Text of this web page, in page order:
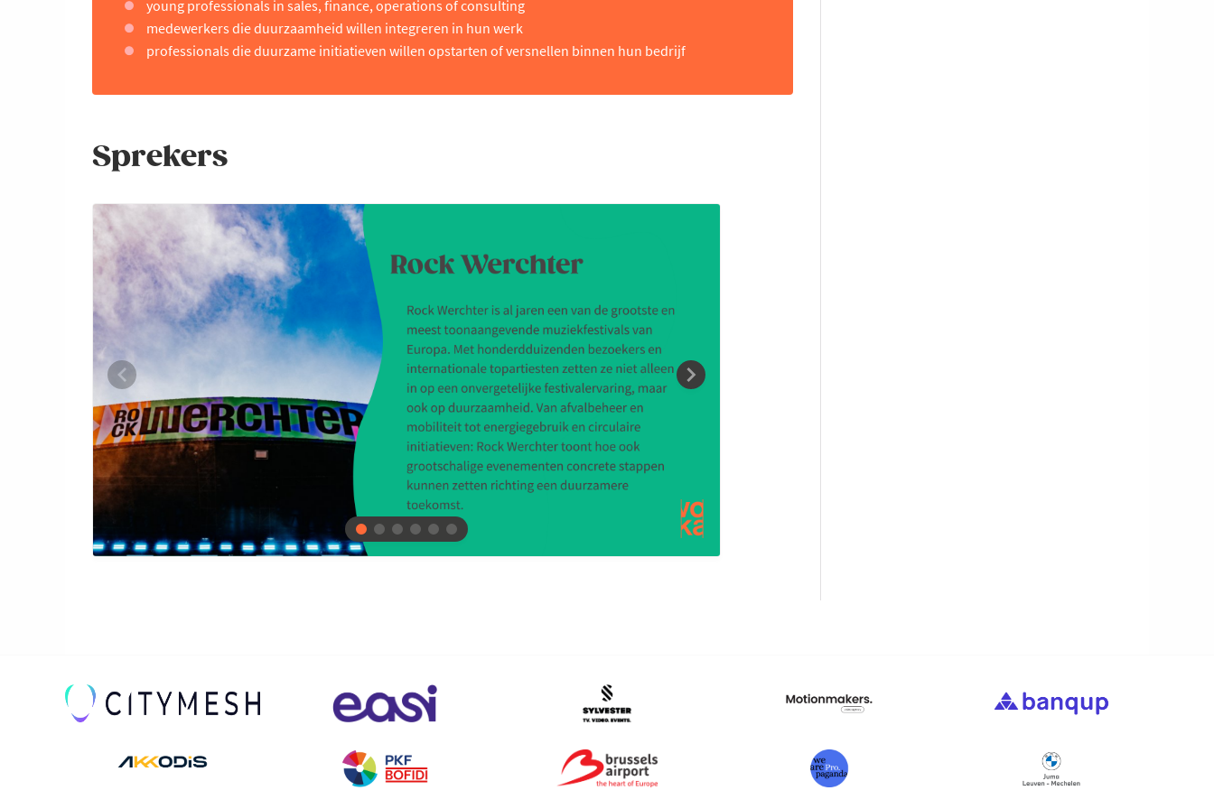
young professionals in sales, finance, operations of consulting
medewerkers die duurzaamheid willen integreren in hun werk
professionals die duurzame initiatieven willen opstarten of versnellen binnen hun bedrijf
Sprekers